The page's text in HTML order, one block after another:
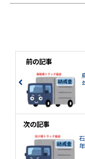
前の記事
次の記事